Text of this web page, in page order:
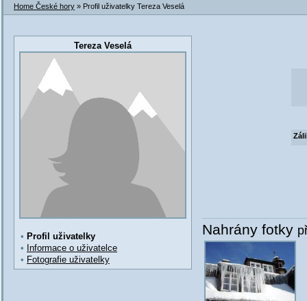
Home České hory » Profil uživatelky Tereza Veselá
Tereza Veselá
• Profil uživatelky
• Informace o uživatelce
• Fotografie uživatelky
Nahrány fotky